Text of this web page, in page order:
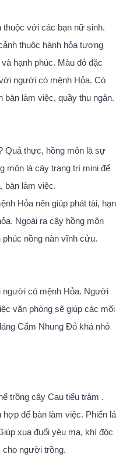
thuộc với các bạn nữ sinh.
thuộc hành hỏa tượng
hạnh phúc. Màu đỏ đặc
người có mệnh Hỏa. Có
làm việc, quầy thu ngân.
Quả thực, hồng môn là sự
môn là cây trang trí mini để
bàn làm việc.
Hỏa nên giúp phát tài, hạn
Ngoài ra cây hồng môn
nồng nàn vĩnh cửu.
có mệnh Hỏa. Người
văn phòng sẽ giúp các mối
Cẩm Nhung Đỏ khá nhỏ
trồng cây Cau tiểu trâm .
để bàn làm việc. Phiến lá
xua đuổi yêu ma, khí độc
cho người trồng.